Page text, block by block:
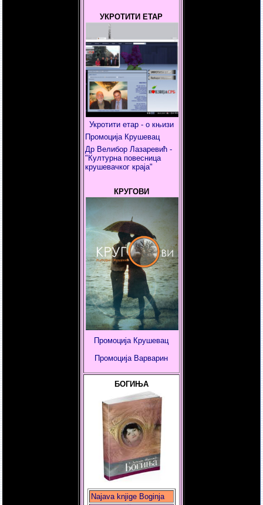
УКРОТИТИ ЕТАР
Укротити етар - о књизи
Промоција Крушевац
Др Велибор Лазаревић -
"Културна повесница
крушевачког краја"
КРУГОВИ
Промоција Крушевац
ПромоцијаВарварин
БОГИЊА
Najava knjige Boginja